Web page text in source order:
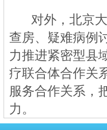
对外，北京
查房、疑难病例
力推进紧密型县
疗联合体合作关
服务合作关系，
力。